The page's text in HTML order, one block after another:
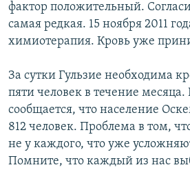
фактор положительный.
самая редкая. 15 ноября 2011
химиотерапия. Кровь уже
За сутки Гульзие необходима
пяти человек в течение
сообщается, что население
812 человек. Проблема в том,
не у каждого, что уже
Помните, что каждый из нас